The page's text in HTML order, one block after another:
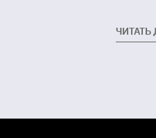
У будь-якому випадку вам